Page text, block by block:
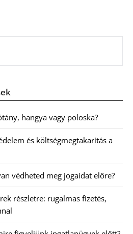
hangya vagy poloska?
és költségmegtakarítás a
védheted meg jogaidat előre?
részletre: rugalmas fizetés,